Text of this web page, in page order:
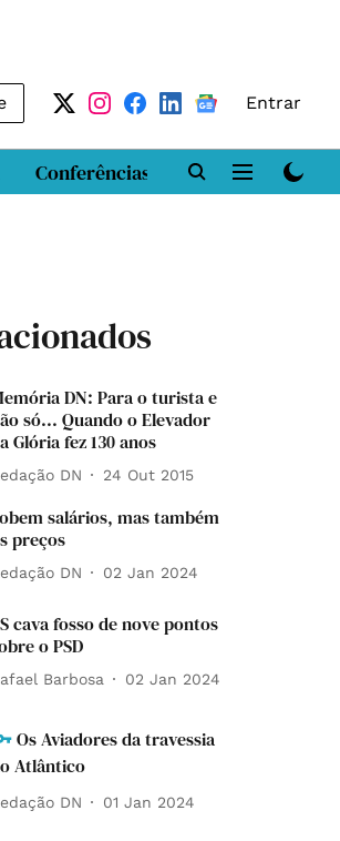
Entrar
Conferências DN LAB
DN: Para o turista e
só... Quando o Elevador
Glória fez 130 anos
DN 24 Out 2015
salários, mas também
preços
DN 02 Jan 2024
cava fosso de nove pontos
o PSD
Barbosa 02 Jan 2024
Os Aviadores da travessia
Atlântico
DN 01 Jan 2024